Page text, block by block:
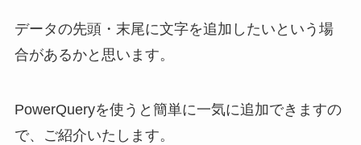
データの先頭・末尾に文字を追加したいという場
合があるかと思います。
PowerQueryを使うと簡単に一気に追加できますの
で、ご紹介いたします。